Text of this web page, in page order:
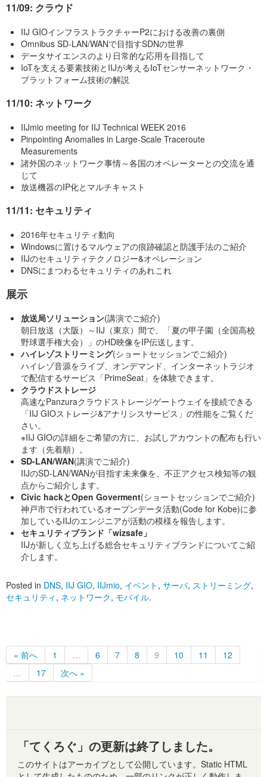
11/09: クラウド
IIJ GIOインフラストラクチャーP2における改善の裏側
Omnibus SD-LAN/WANで目指すSDNの世界
データサイエンスのより日常的な応用を目指して
IoTを支える要素技術とIIJが考えるIoTセンサーネットワーク・
プラットフォーム技術の解説
11/10: ネットワーク
IIJmio meeting for IIJ Technical WEEK 2016
Pinpointing Anomalies in Large-Scale Traceroute
Measurements
諸外国のネットワーク事情～各国のオペレーターとの交流を通
じて
放送機器のIP化とマルチキャスト
11/11: セキュリティ
2016年セキュリティ動向
Windowsに置けるマルウェアの痕跡確認と防護手法のご紹介
IIJのセキュリティテクノロジー&オペレーション
DNSにまつわるセキュリティのあれこれ
展示
放送局ソリューション(講演でご紹介)
朝日放送（大阪）～IIJ（東京）間で、「夏の甲子園（全国高校
野球選手権大会）」のHD映像をIP伝送します。
ハイレゾストリーミング(ショートセッションでご紹介)
ハイレゾ音源をライブ、オンデマンド、インターネットラジオ
で配信するサービス「PrimeSeat」を体験できます。
クラウドストレージ
高速なPanzuraクラウドストレージゲートウェイを接続できる
「IIJ GIOストレージ&アナリシスサービス」の性能をご覧くだ
さい。
※IIJ GIOの詳細をご希望の方に、お試しアカウントの配布も行い
ます（先着順）。
SD-LAN/WAN(講演でご紹介)
IIJのSD-LAN/WANが目指す未来像を、不正アクセス検知等の観
点からご紹介します。
Civic hackとOpen Goverment(ショートセッションでご紹介)
神戸市で行われているオープンデータ活動(Code for Kobe)に参
加しているIIJのエンジニアが活動の模様を報告します。
セキュリティブランド「wizsafe」
IIJが新しく立ち上げる総合セキュリティブランドについてご紹
介します。
Posted in DNS, IIJ GIO, IIJmio, イベント , サーバ, ストリーミング,
セキュリティ , ネットワーク, モバイル.
« 前へ 1 … 6 7 8 9 10 11
12
…
17 次へ »
「てくろぐ」の更新は終了しました。
このサイトはアーカイブとして公開しています。Static HTML